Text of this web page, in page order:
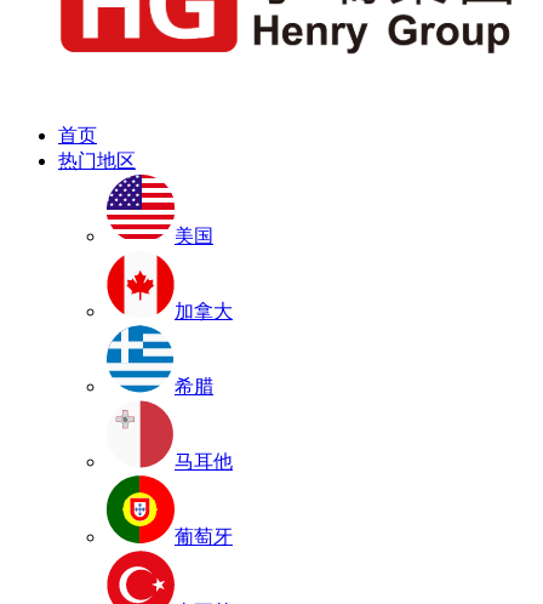
首页
热门地区
美国
加拿大
希腊
马耳他
葡萄牙